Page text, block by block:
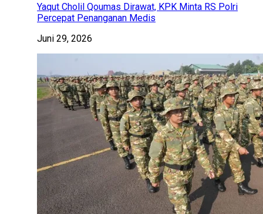
Yaqut Cholil Qoumas Dirawat, KPK Minta RS Polri
Percepat Penanganan Medis
Juni 29, 2026